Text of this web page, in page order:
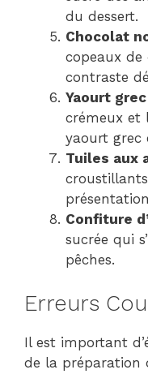
du dessert.
Chocolat
copeaux
contraste
Yaourt
crémeux et
yaourt grec
Tuiles aux
Confiture
sucrée qui
pêches.
Erreurs
Il est important
de la préparation